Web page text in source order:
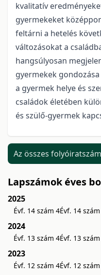
kvalitatív
gyermekeket
feltárni a hetelés
változásokat a
hangsúlyosan
gyermekek
a gyermek helye és
családok életében
és szülő-gyermek
Az összes
Lapszámok éves
2025
Évf. 14 szám 4Évf. 14
2024
Évf. 13 szám 4Évf. 13
2023
Évf. 12 szám 4Évf. 12